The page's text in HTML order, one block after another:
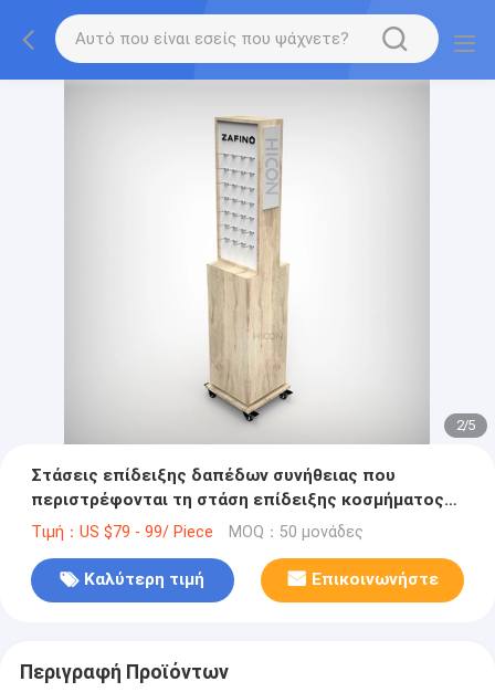
2/5
Στάσεις επίδειξης δαπέδων συνήθειας που
περιστρέφονται τη στάση επίδειξης κοσμήματος
για τη λιανική πώληση
Τιμή：US $79 - 99/ Piece MOQ：50 μονάδες
Καλύτερη τιμή Επικοινωνήστε
Περιγραφή Προϊόντων